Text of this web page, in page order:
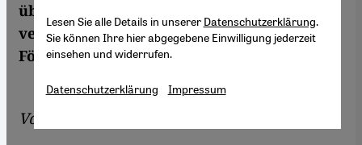
über die Hintergründe und stellt
verschiedene Formen eines möglichen
Föderalismus für den Irak vor.
Von
Lesen Sie alle Details in unserer Datenschutzerklärung.
Sie können Ihre hier abgegebene Einwilligung jederzeit
einsehen und widerrufen.
Datenschutzerklärung Impressum